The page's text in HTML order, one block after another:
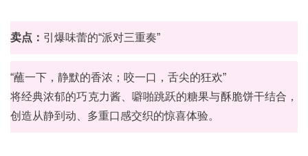
卖点： 引爆味蕾的“派对三重奏”
“蘸一下，静默的香浓；咬一口，舌尖的狂欢”
将经典浓郁的巧克力酱、噼啪跳跃的糖果与酥脆饼干结合，
创造从静到动、多重口感交织的惊喜体验。